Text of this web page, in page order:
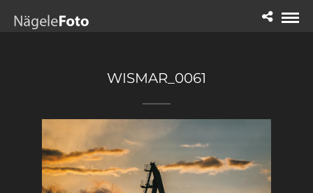
WISMAR_0061